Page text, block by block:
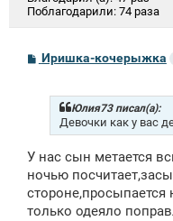
Поблагодарили: 74 раза
С
е
Иришка-кочерыжка
Юлия73 писал(а):
Девочки как у вас
У нас сын метается
ночью
стороне,просыпается
только одеяло